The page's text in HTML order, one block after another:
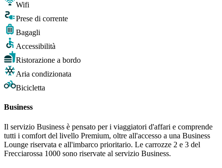
Wifi
Prese di corrente
Bagagli
Accessibilità
Ristorazione a bordo
Aria condizionata
Bicicletta
Business
Il servizio Business è pensato per i viaggiatori d'affari e comprende
tutti i comfort del livello Premium, oltre all'accesso a una Business
Lounge riservata e all'imbarco prioritario. Le carrozze 2 e 3 del
Frecciarossa 1000 sono riservate al servizio Business.